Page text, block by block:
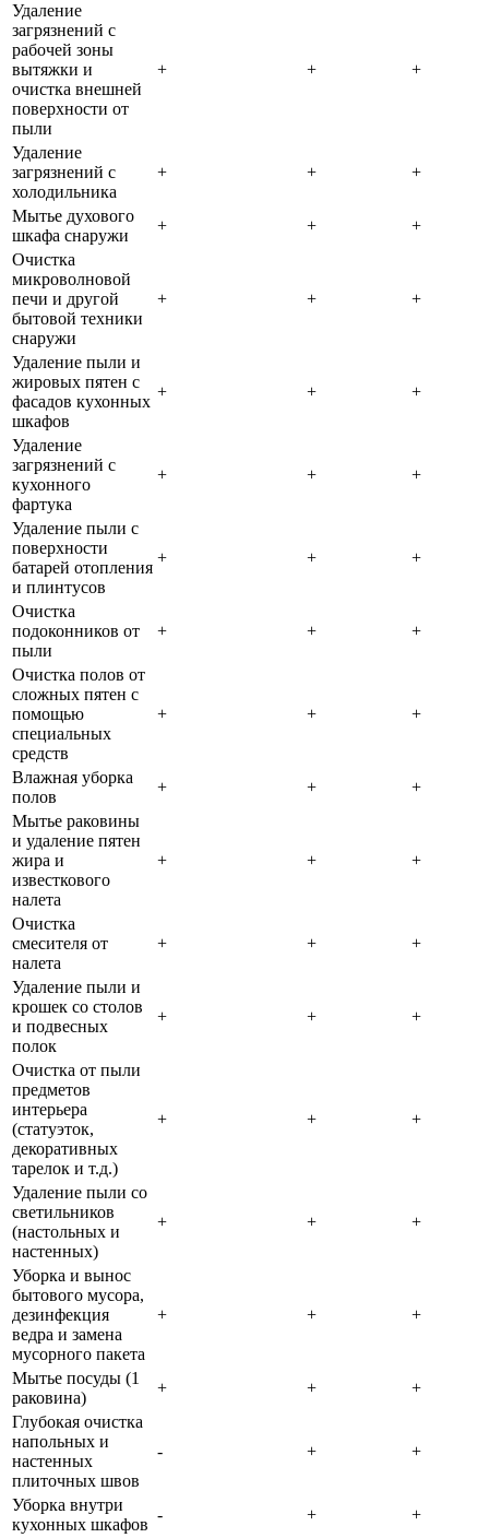
Удаление
загрязнений с
рабочей зоны
вытяжки и
очистка внешней
поверхности от
пыли
+ + +
Удаление
загрязнений с
холодильника
+ + +
Мытье духового
шкафа снаружи
+ +
+
Очистка
микроволновой
печи и другой
бытовой техники
снаружи
+ + +
Удаление пыли и
жировых пятен с
фасадов кухонных
шкафов
+ + +
Удаление
загрязнений с
кухонного
фартука
+ + +
Удаление пыли с
поверхности
батарей отопления
и плинтусов
+ + +
Очистка
подоконников от
пыли
+ + +
Очистка полов от
сложных пятен с
помощью
специальных
средств
+ + +
Влажная уборка
полов
+ +
+
Мытье раковины
и удаление пятен
жира и
известкового
налета
+ + +
Очистка
смесителя от
налета
+ + +
Удаление пыли и
крошек со столов
и подвесных
полок
+ + +
Очистка от пыли
предметов
интерьера
(статуэток,
декоративных
тарелок и т.д.)
+ + +
Удаление пыли со
светильников
(настольных и
настенных)
+ + +
Уборка и вынос
бытового мусора,
дезинфекция
ведра и замена
мусорного пакета
+ + +
Мытье посуды (1
раковина)
+ +
+
Глубокая очистка
напольных и
настенных
плиточных швов
- + +
Уборка внутри
кухонных шкафов
- +
+